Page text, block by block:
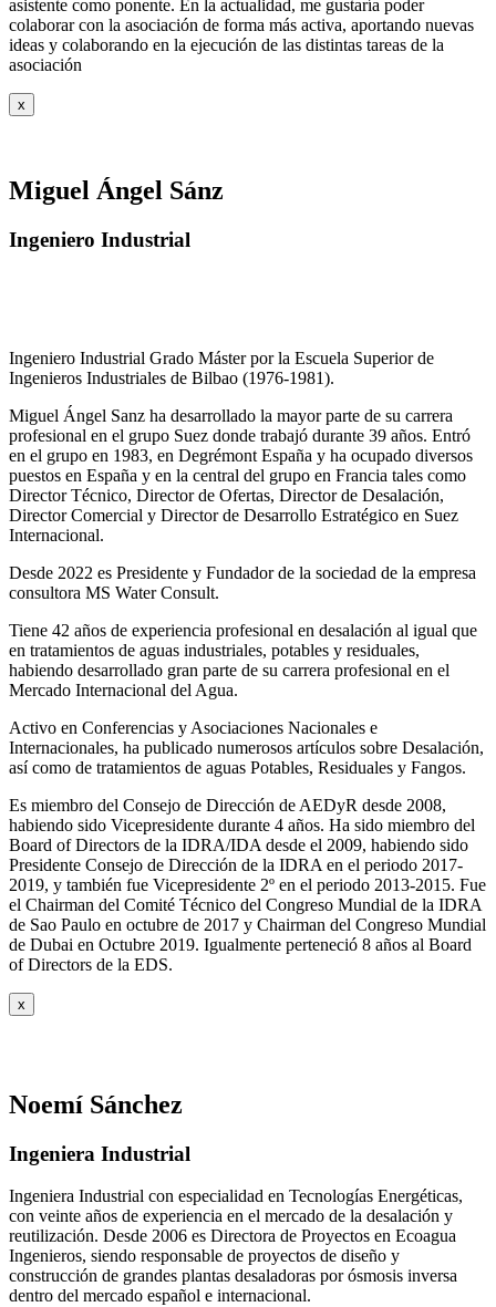
asistente como ponente. En la actualidad, me gustaría poder
colaborar con la asociación de forma más activa, aportando nuevas
ideas y colaborando en la ejecución de las distintas tareas de la
asociación
x
Miguel Ángel Sánz
Ingeniero Industrial
Ingeniero Industrial Grado Máster por la Escuela Superior de
Ingenieros Industriales de Bilbao (1976-1981).
Miguel Ángel Sanz ha desarrollado la mayor parte de su carrera
profesional en el grupo Suez donde trabajó durante 39 años. Entró
en el grupo en 1983, en Degrémont España y ha ocupado diversos
puestos en España y en la central del grupo en Francia tales como
Director Técnico, Director de Ofertas, Director de Desalación,
Director Comercial y Director de Desarrollo Estratégico en Suez
Internacional.
Desde 2022 es Presidente y Fundador de la sociedad de la empresa
consultora MS Water Consult.
Tiene 42 años de experiencia profesional en desalación al igual que
en tratamientos de aguas industriales, potables y residuales,
habiendo desarrollado gran parte de su carrera profesional en el
Mercado Internacional del Agua.
Activo en Conferencias y Asociaciones Nacionales e
Internacionales, ha publicado numerosos artículos sobre Desalación,
así como de tratamientos de aguas Potables, Residuales y Fangos.
Es miembro del Consejo de Dirección de AEDyR desde 2008,
habiendo sido Vicepresidente durante 4 años. Ha sido miembro del
Board of Directors de la IDRA/IDA desde el 2009, habiendo sido
Presidente Consejo de Dirección de la IDRA en el periodo 2017-
2019, y también fue Vicepresidente 2º en el periodo 2013-2015. Fue
el Chairman del Comité Técnico del Congreso Mundial de la IDRA
de Sao Paulo en octubre de 2017 y Chairman del Congreso Mundial
de Dubai en Octubre 2019. Igualmente perteneció 8 años al Board
of Directors de la EDS.
x
Noemí Sánchez
Ingeniera Industrial
Ingeniera Industrial con especialidad en Tecnologías Energéticas,
con veinte años de experiencia en el mercado de la desalación y
reutilización. Desde 2006 es Directora de Proyectos en Ecoagua
Ingenieros, siendo responsable de proyectos de diseño y
construcción de grandes plantas desaladoras por ósmosis inversa
dentro del mercado español e internacional.